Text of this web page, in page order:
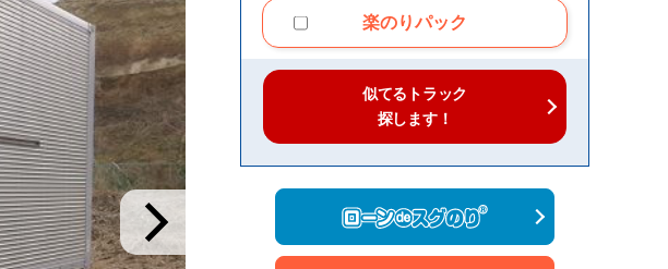
楽のりパック
似てるトラック
探します！